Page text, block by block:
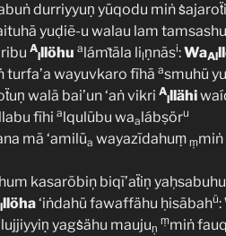
durriyyuṇ yūqodu miṅ ṡajaroẗi
yuḍiẽ-u walau lam
A
lllöhu alámṫāla lilṇnāsi:WaAl
turfa’a wayuvkaro fīhā asmuhü
walā bai’un ‘aṅ vikri A
lllähi
fīhi alqulūbu waalábṣöru
mā ‘amilūa wayazīdahuṃ ṃ
kasarōbiņ biqī’aẗiṇ yaḥsabuhu
lllöha‘iṅdahü fawaffähu ḥisābahü:
lujjiyyiṇ yagṡähu maujuṇ
ṃmiṅ